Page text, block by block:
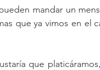
mandar un
que ya vimos en el
que